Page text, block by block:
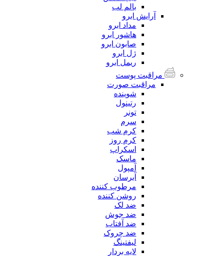
بالم لب
آرایش ابرو
مداد ابرو
هاشور ابرو
صابون ابرو
ژل ابرو
ریمل ابرو
مراقبت پوست
مراقبت صورت
شوینده
رتینول
تونر
سرم
کرم شب
کرم روز
اسکراپ
ماسک
آمپول
آبرسان
مرطوب کننده
روشن کننده
ضد لک
ضد جوش
ضد آفتاب
ضد چروک
لیفتینگ
لایه بردار